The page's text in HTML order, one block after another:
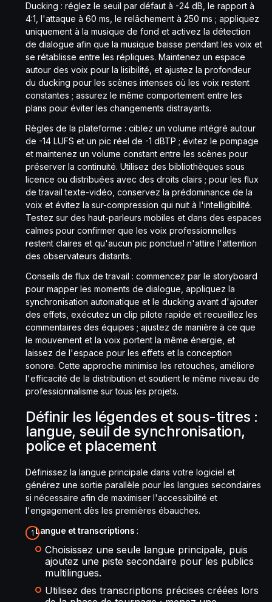
Ducking : réglez le seuil par défaut à -24 dB, le rapport à
4:1, l'attaque à 60 ms, le relâchement à 250 ms ; appliquez
uniquement à la musique de fond et activez la détection
de dialogue afin que la musique baisse pendant les voix et
se rétablisse entre les répliques. Maintenez un espace
autour des voix pour la lisibilité, et ajustez la profondeur
du ducking pour les scènes intenses où les voix restent
constantes ; assurez le même comportement entre les
plans pour éviter les changements distrayants.
Règles de la plateforme : ciblez un volume intégré autour
de -14 LUFS et un pic réel de -1 dBTP ; évitez le pompage
et maintenez un volume constant entre les scènes pour
préserver la continuité. Utilisez des bibliothèques sous
licence ou distribuées avec des droits clairs ; pour les flux
de travail texte-vidéo, conservez la prédominance de la
voix et évitez la sur-compression qui nuit à l'intelligibilité.
Testez sur des haut-parleurs mobiles et dans des espaces
calmes pour confirmer que les voix professionnelles
restent claires et qu'aucun pic ponctuel n'attire l'attention
des observateurs distants.
Conseils de flux de travail : commencez par le storyboard
pour mapper les moments de dialogue, appliquez la
synchronisation automatique et le ducking avant d'ajouter
des effets, exécutez un clip pilote rapide et recueillez les
commentaires des équipes ; ajustez de manière à ce que
le mouvement et la voix portent la même énergie, et
laissez de l'espace pour les effets et la conception
sonore. Cette approche minimise les retouches, améliore
l'efficacité de la distribution et soutient le même niveau de
professionnalisme sur tous les projets.
Définir les légendes et sous-titres :
langue, seuil de synchronisation,
police et placement
Définissez la langue principale dans votre logiciel et
générez une sortie parallèle pour les langues secondaires
si nécessaire afin de maximiser l'accessibilité et
l'engagement dès les premières ébauches.
Langue et transcriptions :
Choisissez une seule langue principale, puis
ajoutez une piste secondaire pour les publics
multilingues.
Utilisez des transcriptions précises créées lors